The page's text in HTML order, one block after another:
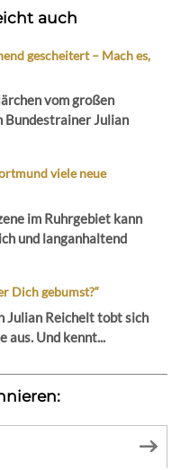
auch
gescheitert – Mach es,
vom großen
Bundestrainer Julian
viele neue
im Ruhrgebiet kann
und langanhaltend
Dich gebumst?“
Julian Reichelt tobt sich
aus. Und kennt...